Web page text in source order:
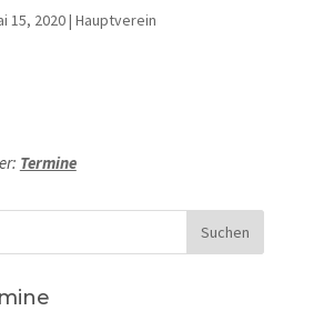
15, 2020| Hauptverein
Termine